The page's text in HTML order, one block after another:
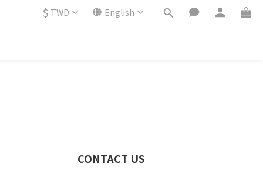
$ TWD English
CONTACT US